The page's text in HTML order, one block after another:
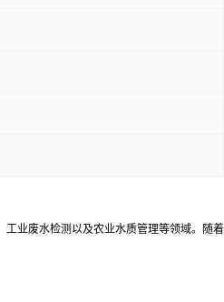
业废水检测以及农业水质管理等领域。随着